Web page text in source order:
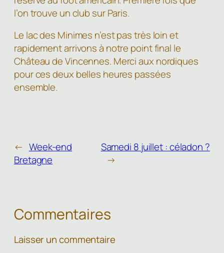
l’on trouve un club sur Paris.
Le lac des Minimes n’est pas très loin et
rapidement arrivons à notre point final le
Château de Vincennes. Merci aux nordiques
pour ces deux belles heures passées
ensemble.
← Week-end
Bretagne
Samedi 8 juillet : céladon ?
→
Commentaires
Laisser un commentaire